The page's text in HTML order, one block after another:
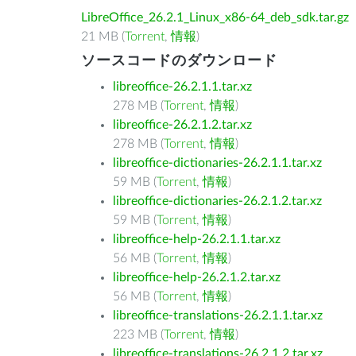
LibreOffice_26.2.1_Linux_x86-64_deb_sdk.tar.gz
21 MB (Torrent,情報)
ソースコードのダウンロード
libreoffice-26.2.1.1.tar.xz
278 MB (Torrent,情報)
libreoffice-26.2.1.2.tar.xz
278 MB (Torrent,情報)
libreoffice-dictionaries-26.2.1.1.tar.xz
59 MB (Torrent,情報)
libreoffice-dictionaries-26.2.1.2.tar.xz
59 MB (Torrent,情報)
libreoffice-help-26.2.1.1.tar.xz
56 MB (Torrent,情報)
libreoffice-help-26.2.1.2.tar.xz
56 MB (Torrent,情報)
libreoffice-translations-26.2.1.1.tar.xz
223 MB (Torrent,情報)